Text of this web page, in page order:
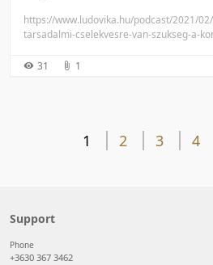
https://www.ludovika.hu/podcast/2021/
tarsadalmi-cselekvesre-van-szukseg-a-
31 1
1 2 3 4
Support
Phone
+3630 367 3462